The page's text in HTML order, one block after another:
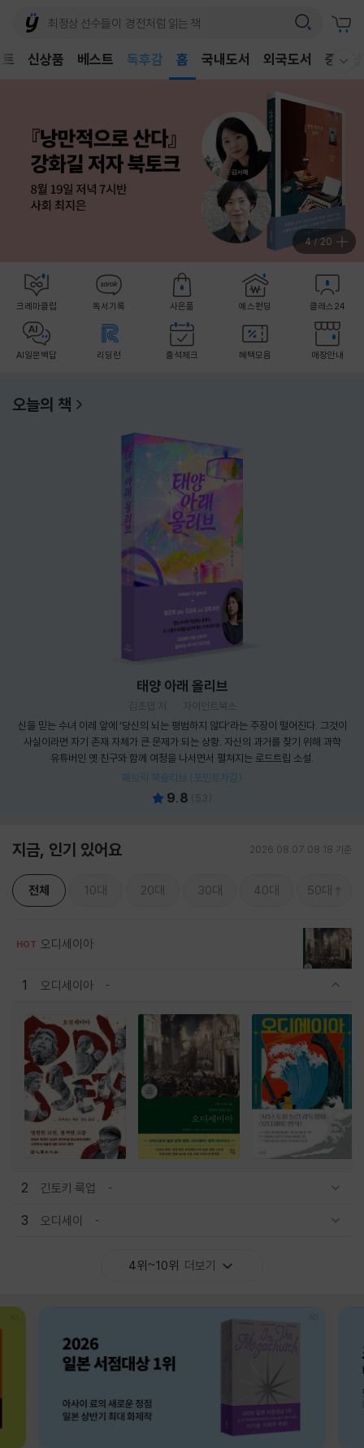
신상품 베스트
어린이
홈 국내도서 외국도서 중고샵
4 / 20
크레마클럽 독서기록 사은품 예스펀딩 클래스24
AI일문백답 리딩런 출석체크 혜택모음 매장안내
오늘의 책
태양 아래 올리브
김초엽 저
자이언트북스
신을 믿는 수녀 이레 앞에 ‘당신의 뇌는 평범하지 않다’라는 주장이 떨어진다. 그것이
사실이라면 자기 존재 자체가 큰 문제가 되는 상황. 자신의 과거를 찾기 위해 과학
유튜버인 옛 친구와 함께 여정을 나서면서 펼쳐지는 로드트립 소설.
패브릭 북슬리브 (포인트차감)
9.8 (53)
지금, 인기 있어요 2026.08.07 08:18 기준
전체 10대 20대 30대 40대 50대
HOT 오디세이아
1 오디세이아
2 긴토키 룩업
3 오디세이
4위~10위 더보기